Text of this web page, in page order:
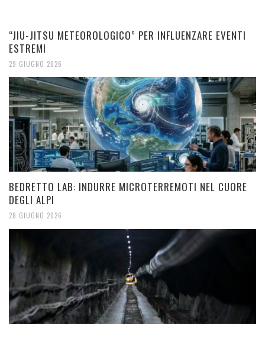
“JIU-JITSU METEOROLOGICO” PER INFLUENZARE EVENTI
ESTREMI
29 GIUGNO 2026
BEDRETTO LAB: INDURRE MICROTERREMOTI NEL CUORE
DEGLI ALPI
28 GIUGNO 2026